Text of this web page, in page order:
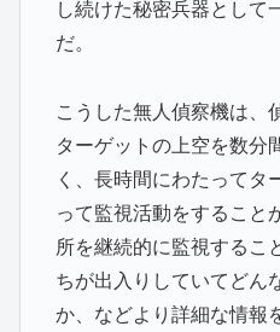
し続けた秘密兵器として
だ。
こうした無人偵察機は、
ターゲットの上空を数分
く、長時間にわたってタ
って監視活動をすること
所を継続的に監視するこ
ちが出入りしていてどん
か、などより詳細な情報